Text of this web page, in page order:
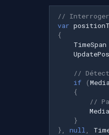
//
var
{
TimeSpan
//
if
(
{
//
}
},
null